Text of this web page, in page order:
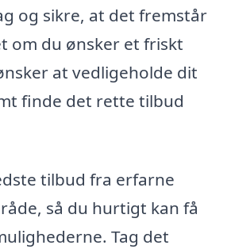
og sikre, at det fremstår
om du ønsker et friskt
at vedligeholde dit
finde det rette tilbud
tilbud fra erfarne
så du hurtigt kan få
Tag det